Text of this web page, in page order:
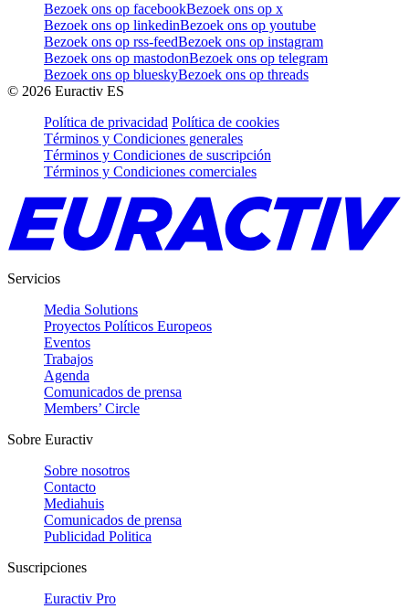
Bezoek ons op facebookBezoek ons op x
Bezoek ons op linkedinBezoek ons op youtube
Bezoek ons op rss-feedBezoek ons op instagram
Bezoek ons op mastodonBezoek ons op telegram
Bezoek ons op blueskyBezoek ons op threads
© 2026 Euractiv ES
Política de privacidad Política de cookies
Términos y Condiciones generales
Términos y Condiciones de suscripción
Términos y Condiciones comerciales
Servicios
Media Solutions
Proyectos Políticos Europeos
Eventos
Trabajos
Agenda
Comunicados de prensa
Members’ Circle
Sobre Euractiv
Sobre nosotros
Contacto
Mediahuis
Comunicados de prensa
Publicidad Politica
Suscripciones
Euractiv Pro